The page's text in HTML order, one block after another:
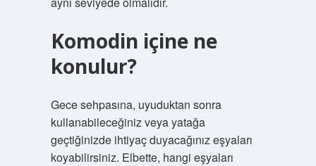
Komodin içine ne
konulur?
Gece sehpasına, uyuduktan sonra
kullanabileceğiniz veya yatağa
geçtiğinizde ihtiyaç duyacağınız eşyaları
koyabilirsiniz. Elbette, hangi eşyaları